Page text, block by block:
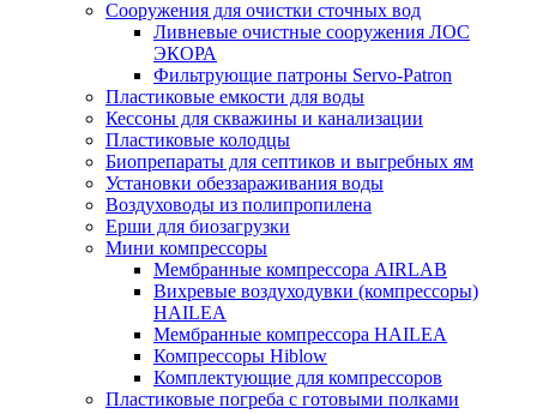
Сооружения для очистки сточных вод
Ливневые очистные сооружения ЛОС
ЭКОРА
Фильтрующие патроны Servo-Patron
Пластиковые емкости для воды
Кессоны для скважины и канализации
Пластиковые колодцы
Биопрепараты для септиков и выгребных ям
Установки обеззараживания воды
Воздуховоды из полипропилена
Ерши для биозагрузки
Мини компрессоры
Мембранные компрессора AIRLAB
Вихревые воздуходувки (компрессоры)
HAILEA
Мембранные компрессора HAILEA
Компрессоры Hiblow
Комплектующие для компрессоров
Пластиковые погреба с готовыми полками